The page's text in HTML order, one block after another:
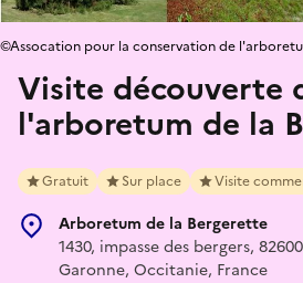
Visite découverte
l'arboretum de la
Gratuit Sur place Visite
Arboretum de la Bergerette
1430, impasse des bergers,
Garonne, Occitanie, France
©Assocation pour la conservation de